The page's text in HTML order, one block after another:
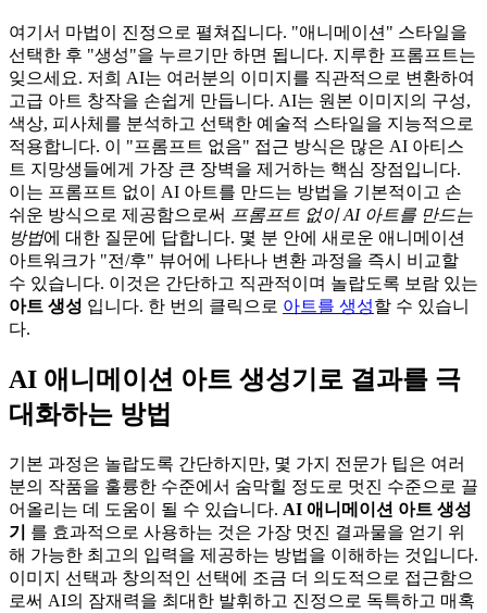
여기서 마법이 진정으로 펼쳐집니다. "애니메이션" 스타일을
선택한 후 "생성"을 누르기만 하면 됩니다. 지루한 프롬프트는
잊으세요. 저희 AI는 여러분의 이미지를 직관적으로 변환하여
고급 아트 창작을 손쉽게 만듭니다. AI는 원본 이미지의 구성,
색상, 피사체를 분석하고 선택한 예술적 스타일을 지능적으로
적용합니다. 이 "프롬프트 없음" 접근 방식은 많은 AI 아티스
트 지망생들에게 가장 큰 장벽을 제거하는 핵심 장점입니다.
이는 프롬프트 없이 AI 아트를 만드는 방법을 기본적이고 손
쉬운 방식으로 제공함으로써 프롬프트 없이 AI 아트를 만드는
방법에 대한 질문에 답합니다. 몇 분 안에 새로운 애니메이션
아트워크가 "전/후" 뷰어에 나타나 변환 과정을 즉시 비교할
수 있습니다. 이것은 간단하고 직관적이며 놀랍도록 보람 있는
아트 생성 입니다. 한 번의 클릭으로 아트를 생성할 수 있습니
다.
AI 애니메이션 아트 생성기로 결과를 극
대화하는 방법
기본 과정은 놀랍도록 간단하지만, 몇 가지 전문가 팁은 여러
분의 작품을 훌륭한 수준에서 숨막힐 정도로 멋진 수준으로 끌
어올리는 데 도움이 될 수 있습니다. AI 애니메이션 아트 생성
기
를 효과적으로 사용하는 것은 가장 멋진 결과물을 얻기 위
해 가능한 최고의 입력을 제공하는 방법을 이해하는 것입니다.
이미지 선택과 창의적인 선택에 조금 더 의도적으로 접근함으
로써 AI의 잠재력을 최대한 발휘하고 진정으로 독특하고 매혹